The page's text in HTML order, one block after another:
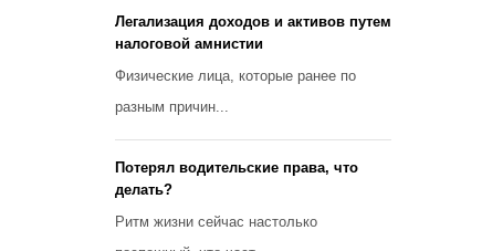
Легализация доходов и активов путем
налоговой амнистии
Физические лица, которые ранее по
разным причин...
Потерял водительские права, что
делать?
Ритм жизни сейчас настолько